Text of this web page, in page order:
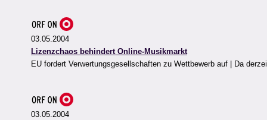
03.05.2004
Lizenzchaos behindert Online-Musikmarkt
EU fordert Verwertungsgesellschaften zu Wettbewerb auf | Da
03.05.2004